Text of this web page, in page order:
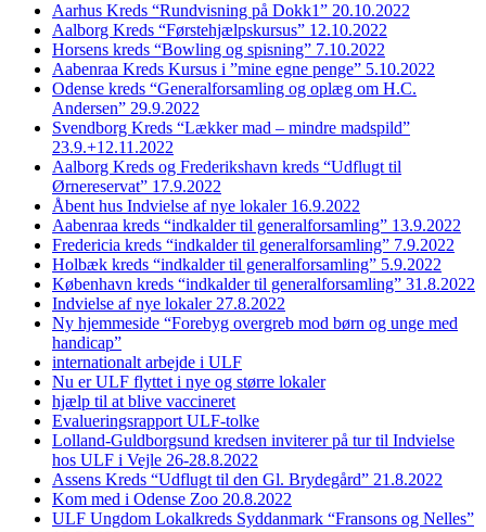
Aarhus Kreds “Rundvisning på Dokk1” 20.10.2022
Aalborg Kreds “Førstehjælpskursus” 12.10.2022
Horsens kreds “Bowling og spisning” 7.10.2022
Aabenraa Kreds Kursus i ”mine egne penge” 5.10.2022
Odense kreds “Generalforsamling og oplæg om H.C.
Andersen” 29.9.2022
Svendborg Kreds “Lækker mad – mindre madspild”
23.9.+12.11.2022
Aalborg Kreds og Frederikshavn kreds “Udflugt til
Ørnereservat” 17.9.2022
Åbent hus Indvielse af nye lokaler 16.9.2022
Aabenraa kreds “indkalder til generalforsamling” 13.9.2022
Fredericia kreds “indkalder til generalforsamling” 7.9.2022
Holbæk kreds “indkalder til generalforsamling” 5.9.2022
København kreds “indkalder til generalforsamling” 31.8.2022
Indvielse af nye lokaler 27.8.2022
Ny hjemmeside “Forebyg overgreb mod børn og unge med
handicap”
internationalt arbejde i ULF
Nu er ULF flyttet i nye og større lokaler
hjælp til at blive vaccineret
Evalueringsrapport ULF-tolke
Lolland-Guldborgsund kredsen inviterer på tur til Indvielse
hos ULF i Vejle 26-28.8.2022
Assens Kreds “Udflugt til den Gl. Brydegård” 21.8.2022
Kom med i Odense Zoo 20.8.2022
ULF Ungdom Lokalkreds Syddanmark “Fransons og Nelles”